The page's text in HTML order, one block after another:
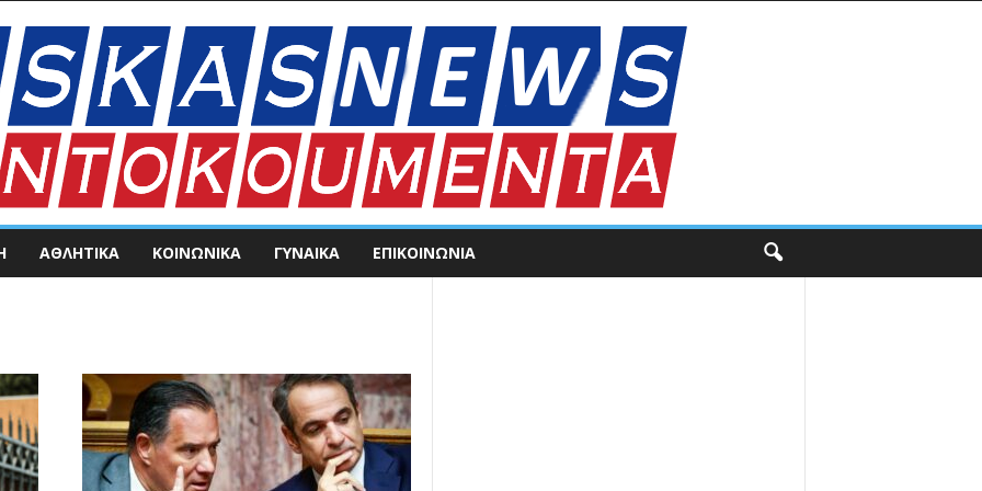
ΑΘΛΗΤΙΚΑ ΚΟΙΝΩΝΙΚΑ ΓΥΝΑΙΚΑ ΕΠΙΚΟΙΝΩΝΊΑ